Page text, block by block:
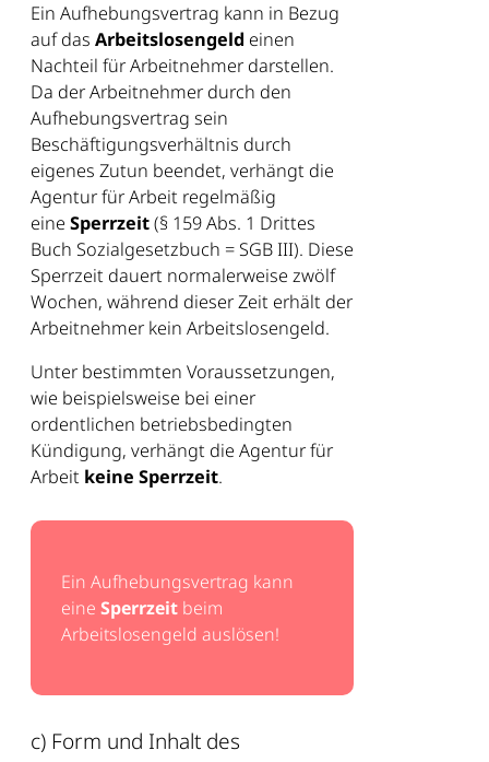
Ein Aufhebungsvertrag kann in Bezug
auf das Arbeitslosengeld einen
Nachteil für Arbeitnehmer darstellen.
Da der Arbeitnehmer durch den
Aufhebungsvertrag sein
Beschäftigungsverhältnis durch
eigenes Zutun beendet, verhängt die
Agentur für Arbeit regelmäßig
eine Sperrzeit(§ 159 Abs. 1 Drittes
Buch Sozialgesetzbuch = SGB III). Diese
Sperrzeit dauert normalerweise zwölf
Wochen, während dieser Zeit erhält der
Arbeitnehmer kein Arbeitslosengeld.
Unter bestimmten Voraussetzungen,
wie beispielsweise bei einer
ordentlichen betriebsbedingten
Kündigung, verhängt die Agentur für
Arbeit keine Sperrzeit.
Ein Aufhebungsvertrag kann
eine Sperrzeit beim
Arbeitslosengeld auslösen!
c) Form und Inhalt des